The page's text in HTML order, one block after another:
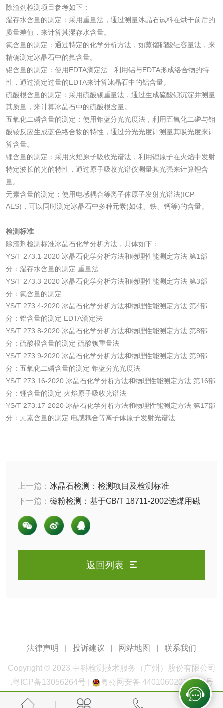
除渣剂检测项目参考如下：
湿存水含量的测定：采用重量法，通过测量冰晶石试料在烘干前后的
质量差值，来计算其湿存水含量。
氟含量的测定：通过特定的化学分析方法，如蒸馏硝酸钍容量法，来
精确测定冰晶石中的氟含量。
铝含量的测定：使用EDTA滴定法，利用铝与EDTA形成络合物的特
性，通过滴定过量的EDTA来计算冰晶石中的铝含量。
硫酸根含量的测定：采用硫酸钡重量法，通过生成硫酸钡沉淀并测量
其质量，来计算冰晶石中的硫酸根含量。
五氧化二磷含量的测定：使用钼蓝分光光度法，利用五氧化二磷与钼
酸铵反应生成蓝色络合物的特性，通过分光光度计测量其吸光度来计
算含量。
锂含量的测定：采用火焰原子吸收光谱法，利用锂原子在火焰中发射
特定波长的光的特性，通过原子吸收光谱仪测量其光强来计算锂含
量。
元素含量的测定：使用电感耦合等离子体原子发射光谱法(ICP-
AES)，可以同时测定冰晶石中多种元素(如硅、铁、钙等)的含量。
检测标准
除渣剂检测标准冰晶石化学分析方法，具体如下：
YS/T 273.1-2020 冰晶石化学分析方法和物理性能测定方法 第1部
分：湿存水含量的测定 重量法
YS/T 273.3-2020 冰晶石化学分析方法和物理性能测定方法 第3部
分：氟含量的测定
YS/T 273.4-2020 冰晶石化学分析方法和物理性能测定方法 第4部
分：铝含量的测定 EDTA滴定法
YS/T 273.8-2020 冰晶石化学分析方法和物理性能测定方法 第8部
分：硫酸根含量的测定 硫酸钡重量法
YS/T 273.9-2020 冰晶石化学分析方法和物理性能测定方法 第9部
分：五氧化二磷含量的测定 钼蓝分光光度法
YS/T 273.16-2020 冰晶石化学分析方法和物理性能测定方法 第16部
分：锂含量的测定 火焰原子吸收光谱法
YS/T 273.17-2020 冰晶石化学分析方法和物理性能测定方法 第17部
分：元素含量的测定 电感耦合等离子体原子发射光谱法
上一篇： 冰晶石检测：检测项目及检测标准
下一篇： 磁粉检测：基于GB/T 18711-2002选煤用磁
铁矿粉试验方法
返回列表
法律声明 投诉建议 网站地图 联系我们
Copyright © 2023 中科检测 技术服务（广州）股份有限公司
.粤ICP备13056264号 粤公网安备 44010602011168号
化妆品毒理试验
化妆品眼刺激试验
性试验
皮肤光变态反应试
验
日化产品
清洗剂检测 日化产品毒理检测
水处理药剂检测
工业乳状氢氧化钙
检测
三氯异氰尿酸检测
碳酸钙检测
脱硫脱硝活性炭检
测
煤质活性炭检测
检测
农药肥料
有机肥检测 钾肥检测
磷酸肥料检测